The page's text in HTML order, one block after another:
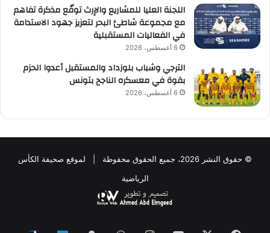
اللجنة العليا للمشاريع والإرث توقّع مذكرة تفاهم
مع مجموعة شاطئ البحر لتعزيز جهود الاستدامة
في الفعاليات المستقبلية
6 أغسطس، 2026
الترجي وشباب بلوزداد والمستقبل أعدوا الحزم
بقوة في معسكره الناجح بتونس
6 أغسطس، 2026
© حقوق النشر 2026، جميع الحقوق محفوظة | لموقع صحيفة الكأس
الرياضية